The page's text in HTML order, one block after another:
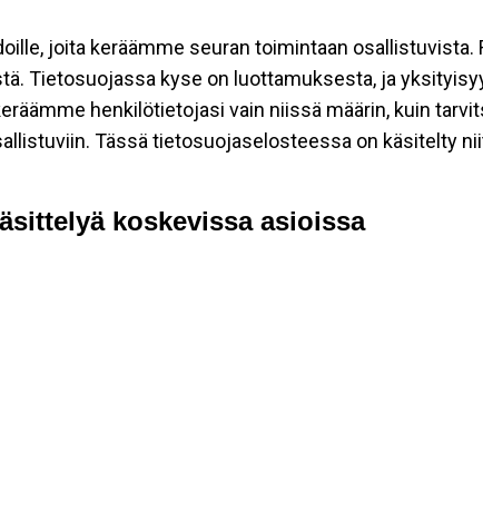
joita keräämme seuran toimintaan
Tietosuojassa kyse on luottamuksesta, ja
henkilötietojasi vain niissä määrin, kuin
Tässä tietosuojaselosteessa on käsitelty
koskevissa asioissa